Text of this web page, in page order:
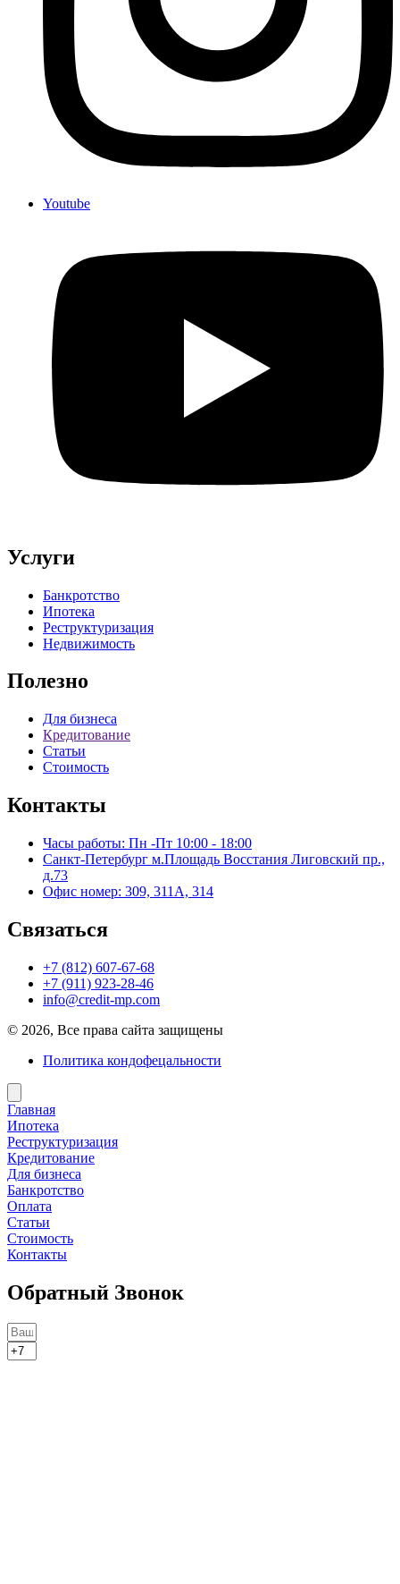
Youtube
Услуги
Банкротство
Ипотека
Реструктуризация
Недвижимость
Полезно
Для бизнеса
Кредитование
Статьи
Стоимость
Контакты
Часы работы: Пн -Пт 10:00 - 18:00
Санкт-Петербург м.Площадь Восстания Лиговский пр.,
д.73
Офис номер: 309, 311А, 314
Связаться
+7 (812) 607-67-68
+7 (911) 923-28-46
info@credit-mp.com
© 2026, Все права сайта защищены
Политика кондофецальности
Главная
Ипотека
Реструктуризация
Кредитование
Для бизнеса
Банкротство
Оплата
Статьи
Стоимость
Контакты
Обратный Звонок